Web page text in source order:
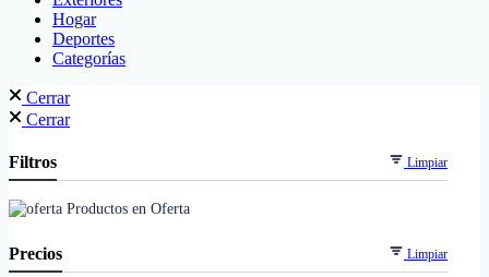
Hogar
Deportes
Categorías
Cerrar
Cerrar
Filtros Limpiar
Productos en Oferta
Precios Limpiar